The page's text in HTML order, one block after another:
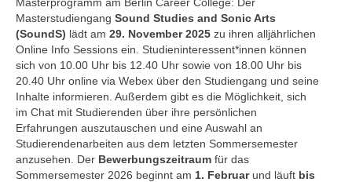
Masterstudiengang Sound Studies and Sonic Arts
(SoundS) lädt am 29. November 2025 zu ihren alljährlichen
Online Info Sessions ein. Studieninteressent*innen können
sich von 10.00 Uhr bis 12.40 Uhr sowie von 18.00 Uhr bis
20.40 Uhr online via Webex über den Studiengang und seine
Inhalte informieren. Außerdem gibt es die Möglichkeit, sich
im Chat mit Studierenden über ihre persönlichen
Erfahrungen auszutauschen und eine Auswahl an
Studierendenarbeiten aus dem letzten Sommersemester
anzusehen. Der Bewerbungszeitraum für das
Sommersemester 2026 beginnt am 1. Februar und läuft bis